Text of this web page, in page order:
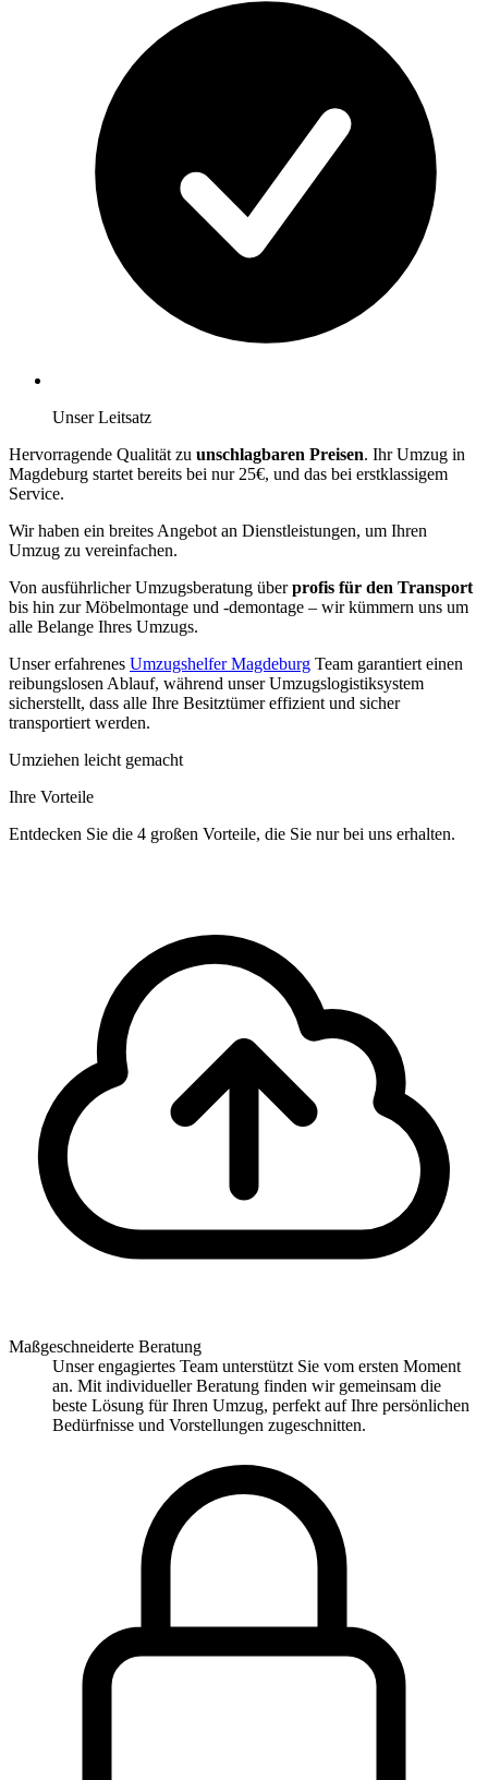
Unser Leitsatz
Hervorragende Qualität zu unschlagbaren Preisen. Ihr Umzug in
Magdeburg startet bereits bei nur 25€, und das bei erstklassigem
Service.
Wir haben ein breites Angebot an Dienstleistungen, um Ihren
Umzug zu vereinfachen.
Von ausführlicher Umzugsberatung überprofis für den Transport
bis hin zur Möbelmontage und -demontage – wir kümmern uns um
alle Belange Ihres Umzugs.
Unser erfahrenes Umzugshelfer Magdeburg Team garantiert einen
reibungslosen Ablauf, während unser Umzugslogistiksystem
sicherstellt, dass alle Ihre Besitztümer effizient und sicher
transportiert werden.
Umziehen leicht gemacht
Ihre Vorteile
Entdecken Sie die 4 großen Vorteile, die Sie nur bei uns erhalten.
Maßgeschneiderte Beratung
Unser engagiertes Team unterstützt Sie vom ersten Moment
an. Mit individueller Beratung finden wir gemeinsam die
beste Lösung für Ihren Umzug, perfekt auf Ihre persönlichen
Bedürfnisse und Vorstellungen zugeschnitten.